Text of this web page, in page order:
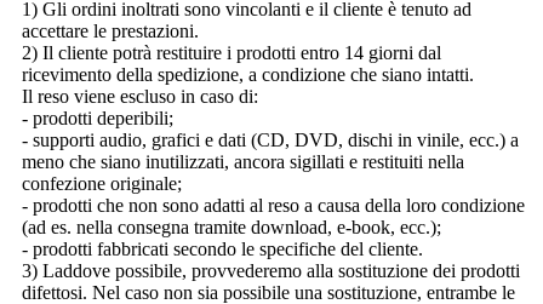
1) Gli ordini inoltrati sono vincolanti e il cliente è tenuto ad
accettare le prestazioni.
2) Il cliente potrà restituire i prodotti entro 14 giorni dal
ricevimento della spedizione, a condizione che siano intatti.
Il reso viene escluso in caso di:
- prodotti deperibili;
- supporti audio, grafici e dati (CD, DVD, dischi in vinile, ecc.) a
meno che siano inutilizzati, ancora sigillati e restituiti nella
confezione originale;
- prodotti che non sono adatti al reso a causa della loro condizione
(ad es. nella consegna tramite download, e-book, ecc.);
- prodotti fabbricati secondo le specifiche del cliente.
3) Laddove possibile, provvederemo alla sostituzione dei prodotti
difettosi. Nel caso non sia possibile una sostituzione, entrambe le